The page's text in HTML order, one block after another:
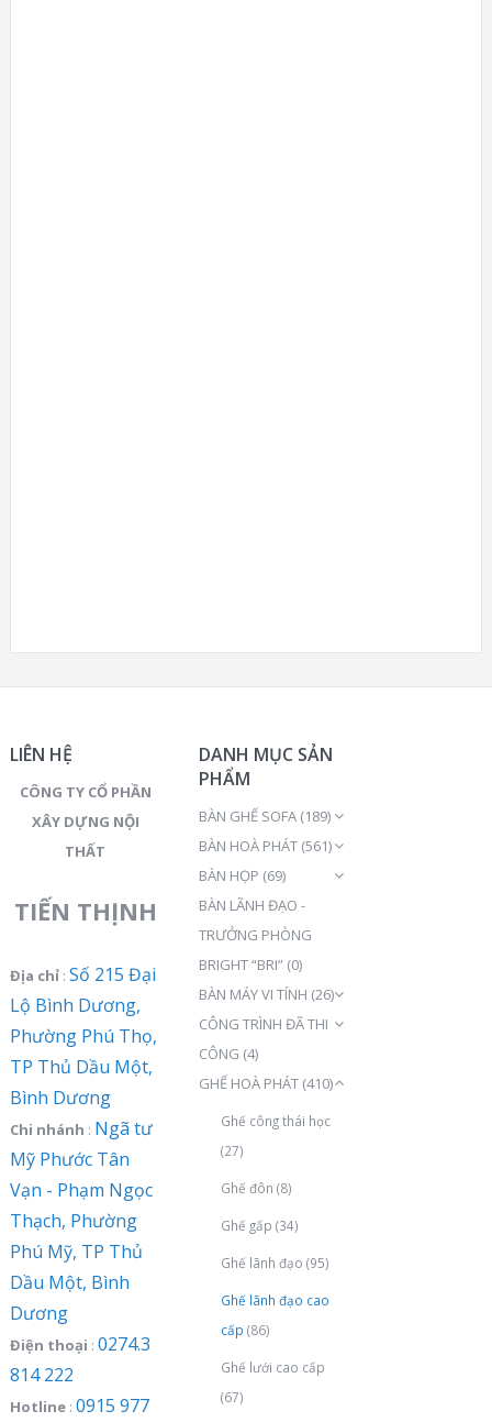
LIÊN HỆ
CÔNG TY CỔ PHẦN
XÂY DỰNG NỘI
THẤT
TIẾN THỊNH
Địa chỉ: Số 215 Đại
Lộ Bình Dương,
Phường Phú Thọ,
TP Thủ Dầu Một,
Bình Dương
Chi nhánh : Ngã tư
Mỹ Phước Tân
Vạn - Phạm Ngọc
Thạch, Phường
Phú Mỹ, TP Thủ
Dầu Một, Bình
Dương
Điện thoại : 0274.3
814 222
Hotline: 0915 977
DANH MỤC SẢN
PHẨM
BÀN GHẾ SOFA (189)
BÀN HOÀ PHÁT (561)
BÀN HỌP (69)
BÀN LÃNH ĐẠO -
TRƯỞNG PHÒNG
BRIGHT “BRI” (0)
BÀN MÁY VI TÍNH (26)
CÔNG TRÌNH ĐÃ THI
CÔNG (4)
GHẾ HOÀ PHÁT (410)
Ghế công thái học
(27)
Ghế đôn (8)
Ghế gấp (34)
Ghế lãnh đạo (95)
Ghế lãnh đạo cao
cấp (86)
Ghế lưới cao cấp
(67)